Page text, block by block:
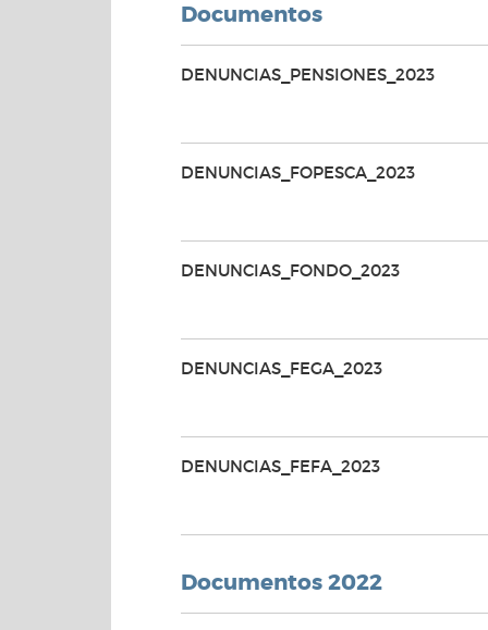
Documentos
DENUNCIAS_PENSIONES_2023
DENUNCIAS_FOPESCA_2023
DENUNCIAS_FONDO_2023
DENUNCIAS_FEGA_2023
DENUNCIAS_FEFA_2023
Documentos 2022